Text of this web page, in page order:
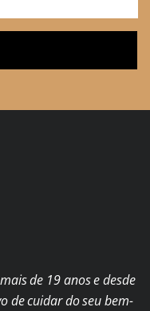
de 19 anos e desde
de cuidar do seu bem-